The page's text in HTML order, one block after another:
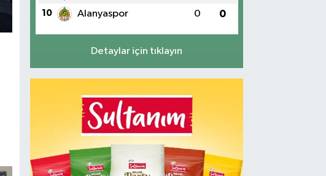
10 Alanyaspor 0 0
Detaylar için tıklayın